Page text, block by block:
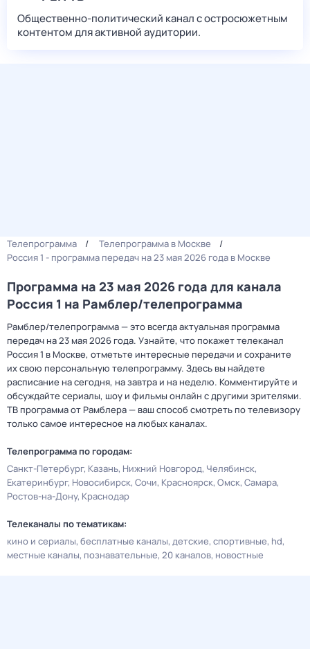
Общественно-политический канал с остросюжетным
контентом для активной аудитории.
Телепрограмма
Телепрограмма в Москве
Россия 1 - программа передач на 23 мая 2026 года в Москве
Программа на 23 мая 2026 года для канала
Россия 1 на Рамблер/телепрограмма
Рамблер/телепрограмма — это всегда актуальная программа
передач на 23 мая 2026 года. Узнайте, что покажет телеканал
Россия 1 в Москве, отметьте интересные передачи и сохраните
их свою персональную телепрограмму. Здесь вы найдете
расписание на сегодня, на завтра и на неделю. Комментируйте и
обсуждайте сериалы, шоу и фильмы онлайн с другими зрителями.
ТВ программа от Рамблера — ваш способ смотреть по телевизору
только самое интересное на любых каналах.
Телепрограмма по городам:
Санкт-Петербург Казань Нижний Новгород Челябинск
Екатеринбург Новосибирск Сочи Красноярск Омск Самара
Ростов-на-Дону Краснодар
Телеканалы по тематикам:
кино и сериалы бесплатные каналы детские спортивные hd
местные каналы познавательные 20 каналов новостные